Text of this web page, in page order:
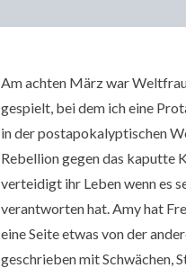
Am achten März war
gespielt, bei dem ich eine
in der postapokalyptischen
Rebellion gegen das kaputte
verteidigt ihr Leben wenn es
verantworten hat. Amy hat
eine Seite etwas von der
geschrieben mit Schwächen,